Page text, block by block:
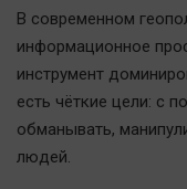
Отраслевые темы
Образование
Автомобили
XX век: криминальные
В современном
информационное
инструмент
есть чёткие цели: с
обманывать,
людей.